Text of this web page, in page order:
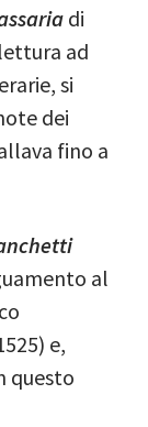
di
ad
si
dei
fino a
al
e,
questo